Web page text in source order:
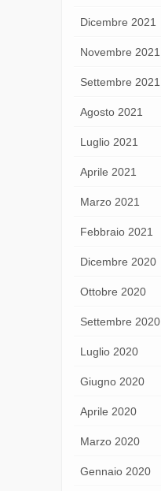
Dicembre 2021
Novembre 2021
Settembre 2021
Agosto 2021
Luglio 2021
Aprile 2021
Marzo 2021
Febbraio 2021
Dicembre 2020
Ottobre 2020
Settembre 2020
Luglio 2020
Giugno 2020
Aprile 2020
Marzo 2020
Gennaio 2020